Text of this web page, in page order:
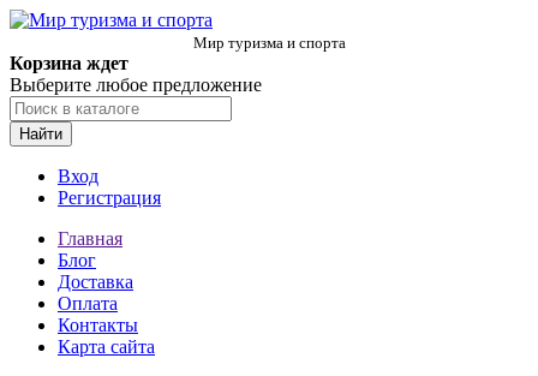
Мир туризма и спорта
Корзина ждет
Выберите любое предложение
Найти
Вход
Регистрация
Главная
Блог
Доставка
Оплата
Контакты
Карта сайта